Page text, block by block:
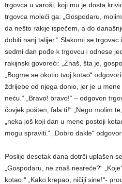
trgovca u varoši, koji mu je dosta
trgovca moleći ga: „Gospodaru,
da nešto rakije ispečem, a do
dobiti nanj talijer.“ Slakomi se
sedmi dan pođe k trgovcu i odnese
rakijnski govoreći: „Znaš, šta je,
„Bogme se okotio tvoj kotao“
ždrijebe od njega donio, jer je u
neću.“ „Bravo! bravo!“ – odgovori
čovjek pošten, fala ti!“ „Nego molim
„neka još koji dan u mene postoji
mogu spraviti.“ „Dobro dakle“
Poslije desetak dana dotrči uplašen
„Gospodaru, ne znaš nesreće?“
kotao.“ „Kako krepao, ničiji sine!“-